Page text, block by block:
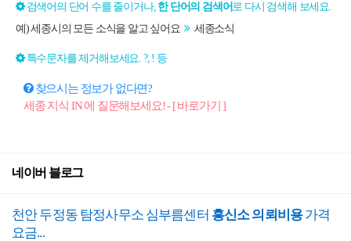
검색어의 단어 수를 줄이거나, 한 단어의 검색어로 다시 검색해 보세요.
예) 세종시의 모든 소식을 알고 싶어요 세종소식
특수문자를 제거해보세요. ?, ! 등
찾으시는 정보가 없다면?
세종 지식 IN 에 질문해보세요! - [ 바로가기 ]
네이버 블로그
천안 두정동 탐정사무소 심부름센터 흥신소 의뢰비용가격
요금...